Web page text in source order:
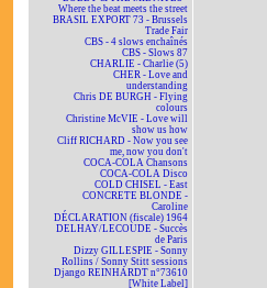
Where the beat meets the street
BRASIL EXPORT 73 - Brussels
Trade Fair
CBS - 4 slows enchaînés
CBS - Slows 87
CHARLIE - Charlie (5)
CHER - Love and
understanding
Chris DE BURGH - Flying
colours
Christine McVIE - Love will
show us how
Cliff RICHARD - Now you see
me, now you don't
COCA-COLA Chansons
COCA-COLA Disco
COLD CHISEL - East
CONCRETE BLONDE -
Caroline
DÉCLARATION (fiscale) 1964
DELHAY/LECOUDE - Succès
de Paris
Dizzy GILLESPIE - Sonny
Rollins / Sonny Stitt sessions
Django REINHARDT n°73610
[White Label]